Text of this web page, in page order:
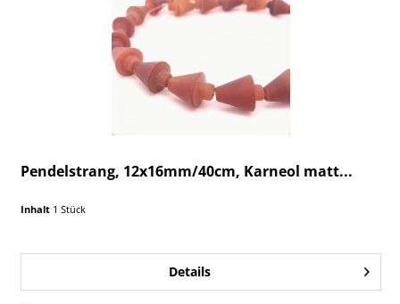
Pendelstrang, 12x16mm/40cm, Karneol matt...
Inhalt 1 Stück
Details